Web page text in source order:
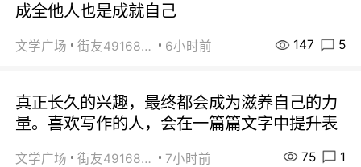
成全他人也是成就自己
文学广场 街友49168527 6小时前 147 5
真正长久的兴趣，最终都会成为滋养自己的力
量。喜欢写作的人，会在一篇篇文字中提升表
文学广场 街友49168527 7小时前 75 1